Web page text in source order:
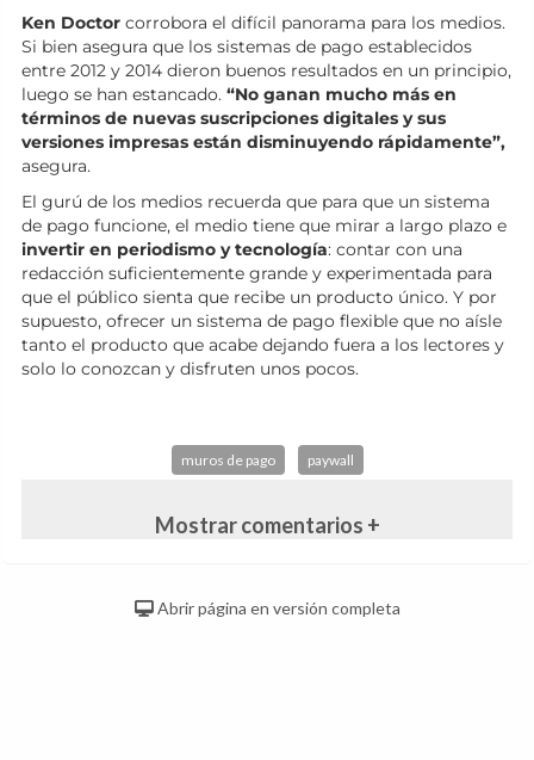
Ken Doctor corrobora el difícil panorama para los medios.
Si bien asegura que los sistemas de pago establecidos
entre 2012 y 2014 dieron buenos resultados en un principio,
luego se han estancado. “No ganan mucho más en
términos de nuevas suscripciones digitales y sus
versiones impresas están disminuyendo rápidamente”,
asegura.
El gurú de los medios recuerda que para que un sistema
de pago funcione, el medio tiene que mirar a largo plazo e
invertir en periodismo y tecnología: contar con una
redacción suficientemente grande y experimentada para
que el público sienta que recibe un producto único. Y por
supuesto, ofrecer un sistema de pago flexible que no aísle
tanto el producto que acabe dejando fuera a los lectores y
solo lo conozcan y disfruten unos pocos.
muros de pago paywall
Mostrar comentarios +
Abrir página en versión completa